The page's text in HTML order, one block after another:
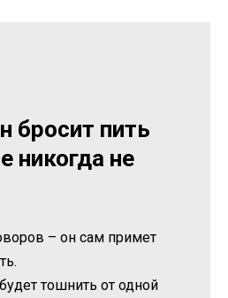
бросит пить
никогда не
– он сам примет
тошнить от одной